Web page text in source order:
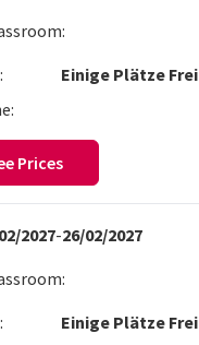
Einige Plätze Frei
Prices
2027-26/02/2027
Einige Plätze Frei